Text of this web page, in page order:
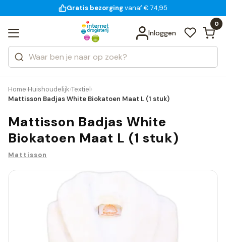
voor 18:00 uur besteld
Gratis bezorging
14 dagen bedenktijd
Inloggen
0
Zoeken
Categorieën
Merken
Bekijk alle resultaten
Home›Huishoudelijk›Textiel›
Mattisson Badjas White Biokatoen Maat L (1 stuk)
Mattisson Badjas White
Biokatoen Maat L (1 stuk)
Mattisson